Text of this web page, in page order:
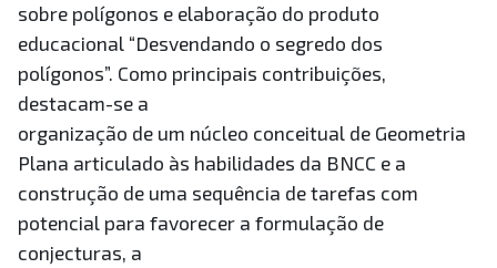
sobre polígonos e elaboração do produto
educacional “Desvendando o segredo dos
polígonos”. Como principais contribuições,
destacam-se a
organização de um núcleo conceitual de Geometria
Plana articulado às habilidades da BNCC e a
construção de uma sequência de tarefas com
potencial para favorecer a formulação de
conjecturas, a